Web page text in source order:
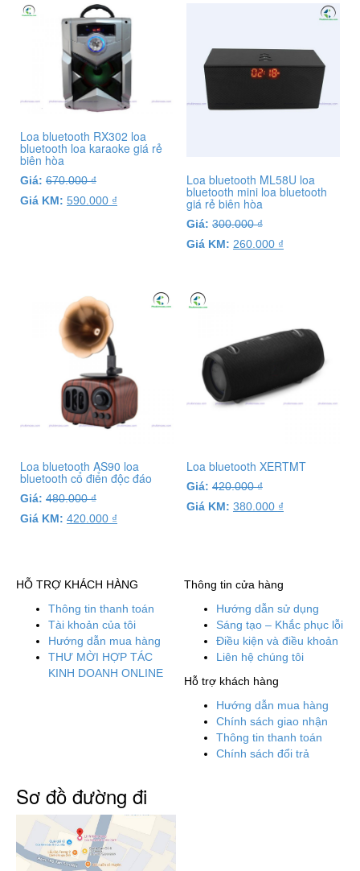
Loa bluetooth RX302 loa
bluetooth loa karaoke giá rẻ
biên hòa
Giá: 670.000₫
Giá KM: 590.000 ₫
Loa bluetooth ML58U loa
bluetooth mini loa bluetooth
giá rẻ biên hòa
Giá: 300.000₫
Giá KM: 260.000 ₫
Loa bluetooth AS90 loa
bluetooth cổ điển độc đáo
Giá: 480.000₫
Giá KM: 420.000 ₫
Loa bluetooth XERTMT
Giá: 420.000₫
Giá KM: 380.000 ₫
HỖ TRỢ KHÁCH HÀNG
Thông tin thanh toán
Tài khoản của tôi
Hướng dẫn mua hàng
THƯ MỜI HỢP TÁC
KINH DOANH ONLINE
Thông tin cửa hàng
Hướng dẫn sử dụng
Sáng tạo – Khắc phục lỗi
Điều kiện và điều khoản
Liên hệ chúng tôi
Hỗ trợ khách hàng
Hướng dẫn mua hàng
Chính sách giao nhận
Thông tin thanh toán
Chính sách đổi trả
Sơ đồ đường đi